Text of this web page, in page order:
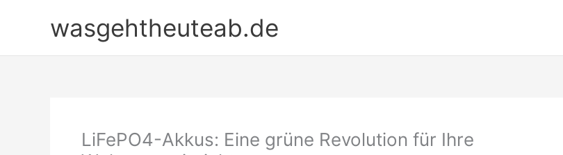
wasgehtheuteab.de
LiFePO4-Akkus: Eine grüne Revolution für Ihre